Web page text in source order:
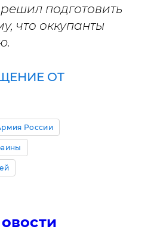
решил подготовить
что оккупанты
ОТ
России